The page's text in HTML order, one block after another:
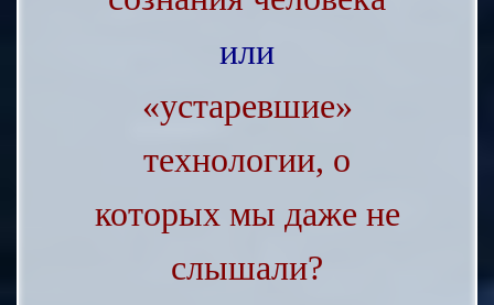
или
«устаревшие»
технологии, о
которых мы даже не
слышали?